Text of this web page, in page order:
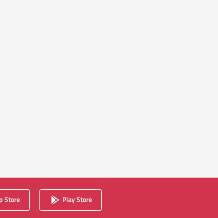
Store Play Store